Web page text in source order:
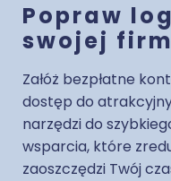
Popraw
swojej
Załóż bezpłatne
dostęp do
narzędzi do
wsparcia, które
zaoszczędzi Twój